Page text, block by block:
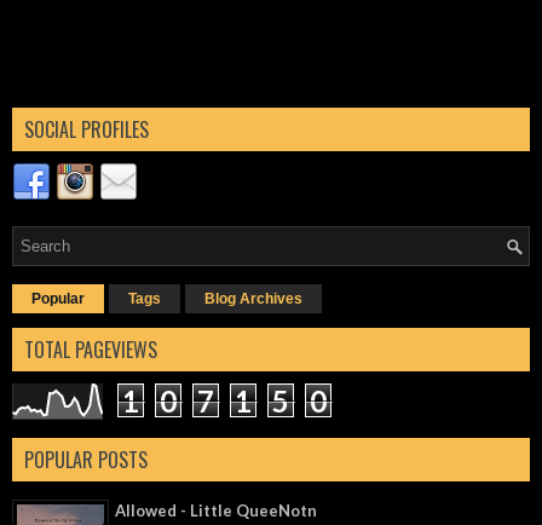
SOCIAL PROFILES
Popular Tags Blog Archives
TOTAL PAGEVIEWS
1 0 7 1 5 0
POPULAR POSTS
Allowed - Little QueeNotn